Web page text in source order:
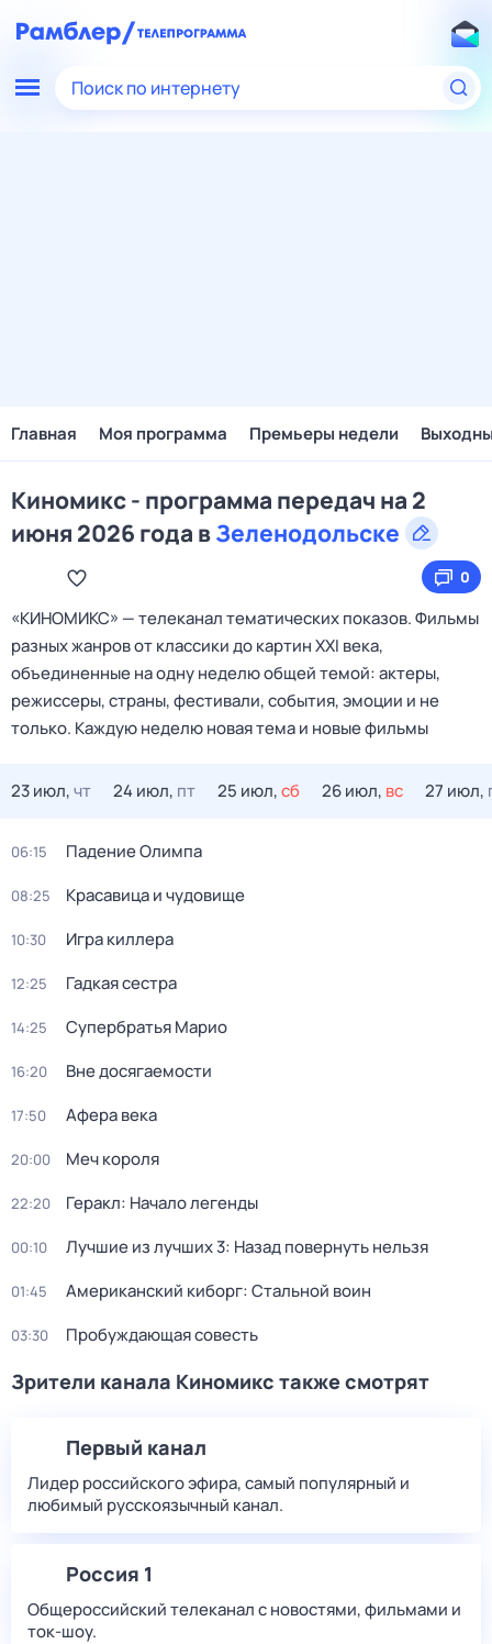
Поиск по интернету
Главная Моя программа Премьеры недели
Киномикс - программа передач на 2
июня 2026 года вЗеленодольске
0
«КИНОМИКС» — телеканал тематических показов. Фильмы
разных жанров от классики до картин XXI века,
объединенные на одну неделю общей темой: актеры,
режиссеры, страны, фестивали, события, эмоции и не
только. Каждую неделю новая тема и новые фильмы
23 июл,чт 24 июл, пт 25 июл,сб 26 июл, вс 27 июл,
06:15 Падение Олимпа
08:25 Красавица и чудовище
10:30 Игра киллера
12:25 Гадкая сестра
14:25 Супербратья Марио
16:20 Вне досягаемости
17:50 Афера века
20:00 Меч короля
22:20 Геракл: Начало легенды
00:10 Лучшие из лучших 3: Назад повернуть нельзя
01:45 Американский киборг: Стальной воин
03:30 Пробуждающая совесть
Зрители канала Киномикс также смотрят
Первый канал
Лидер российского эфира, самый популярный и
любимый русскоязычный канал.
Россия 1
Общероссийский телеканал с новостями, фильмами и
ток-шоу.